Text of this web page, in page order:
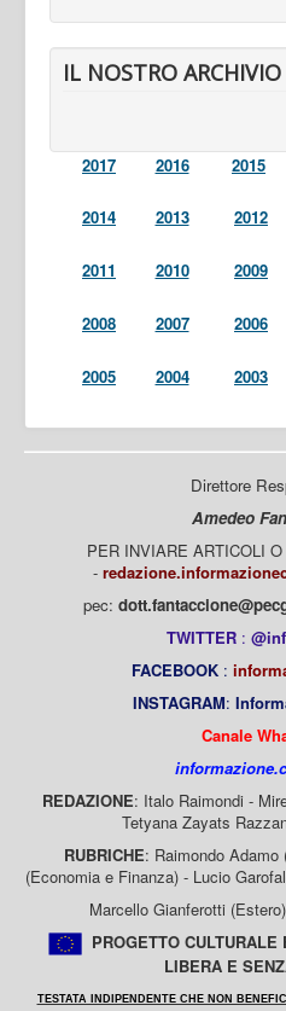
IL NOSTRO ARCHIVIO
2017 2016 2015
2014 2013 2012
2011 2010 2009
2008 2007 2006
2005 2004 2003
Direttore
Amedeo
PER INVIARE ARTICOLI
-
pec:
TWITTER :
FACEBOOK :
INSTAGRAM:
Canale
REDAZIONE: Italo Raimondi -
Tetyana Zayats
RUBRICHE: Raimondo Adamo
(Economia e Finanza) - Lucio
Marcello Gianferotti
PROGETTO
LIBERA E
TESTATA INDIPENDENTE CHE NON